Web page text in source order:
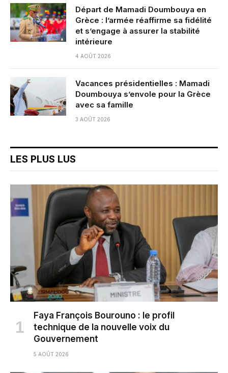
Départ de Mamadi Doumbouya en
Grèce : l’armée réaffirme sa fidélité
et s’engage à assurer la stabilité
intérieure
4 AOÛT 2026
Vacances présidentielles : Mamadi
Doumbouya s’envole pour la Grèce
avec sa famille
3 AOÛT 2026
LES PLUS LUS
Faya François Bourouno : le profil
technique de la nouvelle voix du
Gouvernement
5 AOÛT 2026